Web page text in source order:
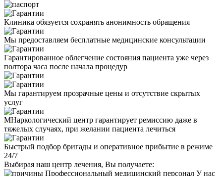
Клиника обязуется сохранять анонимность обращения
Мы предоставляем бесплатные медицинские консультации
Гарантированное облегчение состояния пациента уже через
полтора часа после начала процедур
Мы гарантируем прозрачные цены и отсутствие скрытых
услуг
МНаркологический центр гарантирует ремиссию даже в
тяжелых случаях, при желании пациента лечиться
Быстрый подбор бригады и оперативное прибытие в режиме
24/7
Выбирая наш центр лечения, Вы получаете:
Профессиональный медицинский персонал У нас